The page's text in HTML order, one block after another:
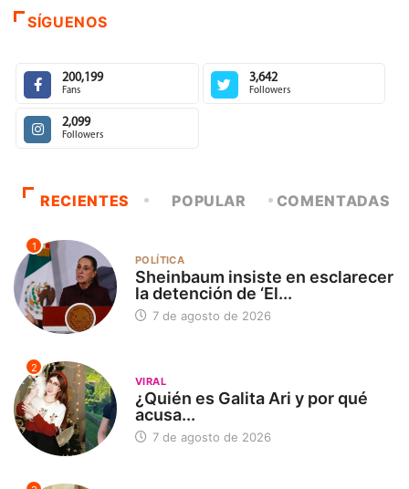
SÍGUENOS
200,199
Fans
3,642
Followers
2,099
Followers
RECIENTES POPULAR COMENTADAS
1
POLÍTICA
Sheinbaum insiste en esclarecer
la detención de ‘El...
7 de agosto de 2026
2
VIRAL
¿Quién es Galita Ari y por qué
acusa...
7 de agosto de 2026